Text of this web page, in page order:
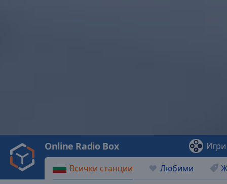
Video
Play
Backward
Skip
Всички станции Любими
Online Radio Box Игри